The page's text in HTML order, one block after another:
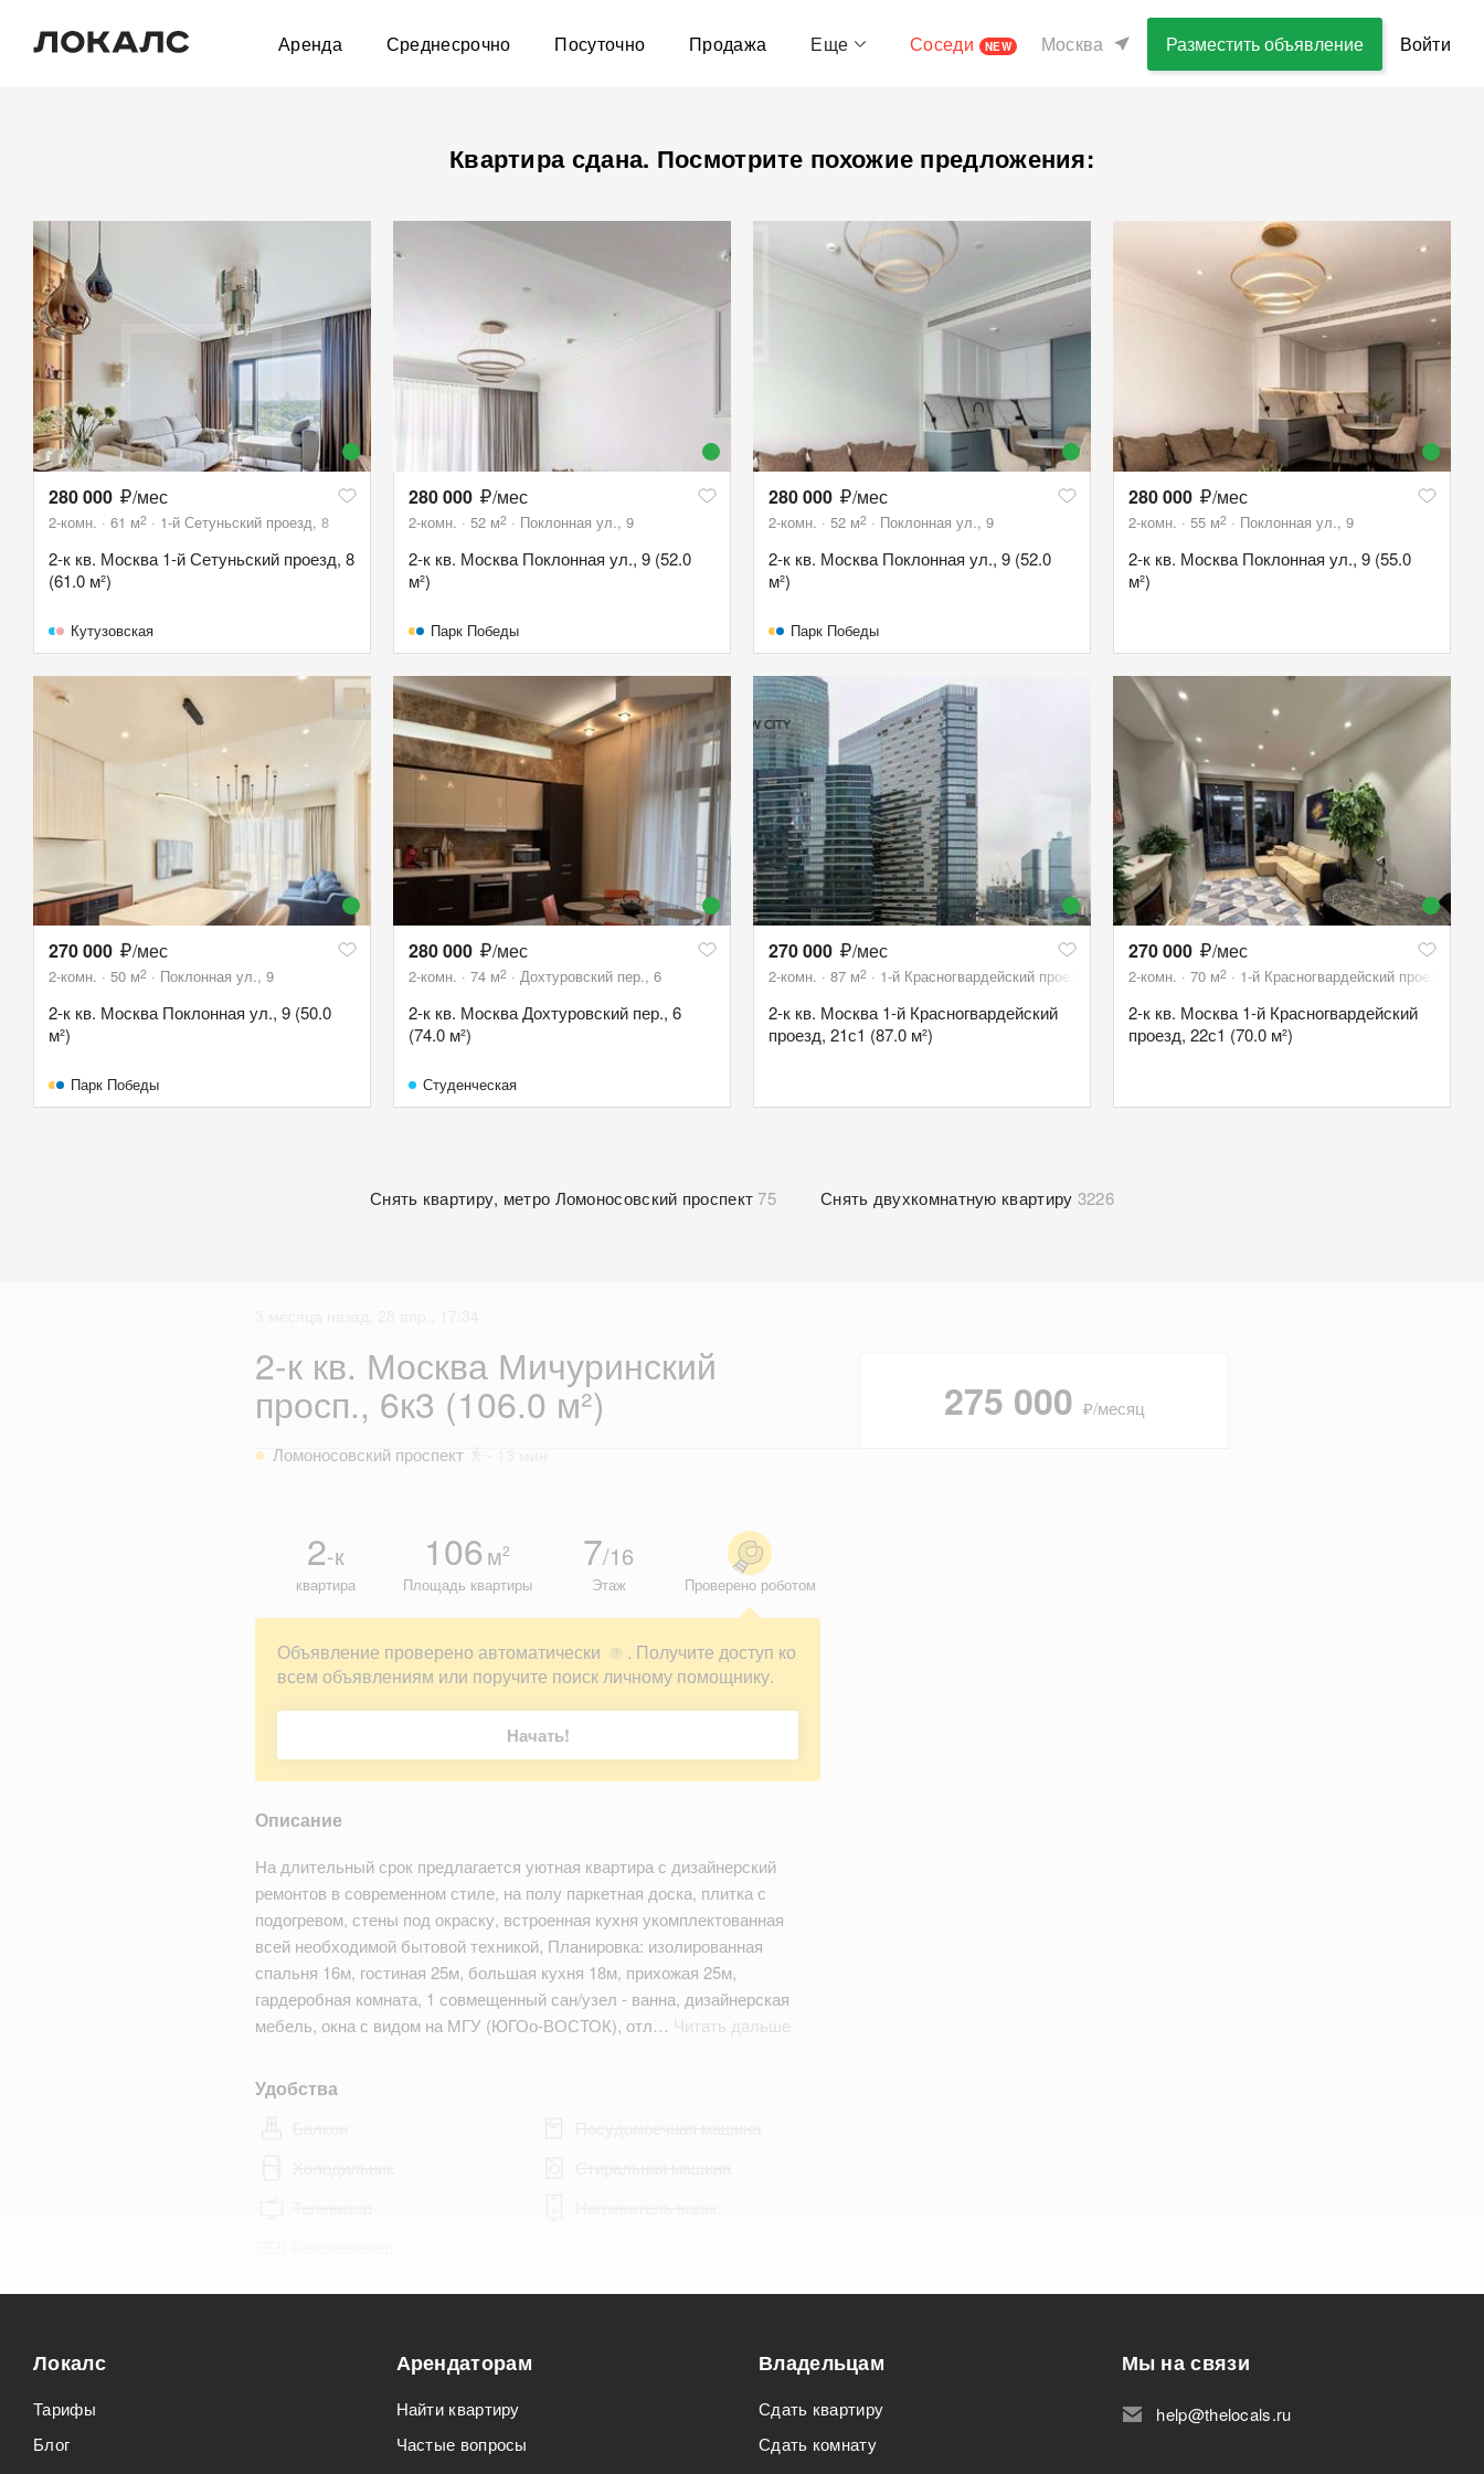
Аренда Среднесрочно Посуточно Продажа Еще Соседи NEW Москва Разместить объявление Войти
Квартира сдана. Посмотрите похожие предложения:
280 000 /мес
2-комн. 61 м2 1-й Сетуньский проезд, 8
2-к кв. Москва 1-й Сетуньский проезд, 8
(61.0 м²)
Кутузовская
280 000 /мес
2-комн. 52 м2 Поклонная ул., 9
2-к кв. Москва Поклонная ул., 9 (52.0
м²)
Парк Победы
280 000 /мес
2-комн. 52 м2 Поклонная ул., 9
2-к кв. Москва Поклонная ул., 9 (52.0
м²)
Парк Победы
280 000 /мес
2-комн. 55 м2 Поклонная ул., 9
2-к кв. Москва Поклонная ул., 9 (55.0
м²)
270 000 /мес
2-комн. 50 м2 Поклонная ул., 9
2-к кв. Москва Поклонная ул., 9 (50.0
м²)
Парк Победы
280 000 /мес
2-комн. 74 м2 Дохтуровский пер., 6
2-к кв. Москва Дохтуровский пер., 6
(74.0 м²)
Студенческая
270 000 /мес
2-комн. 87 м2 1-й Красногвардейский проезд, 21с1
2-к кв. Москва 1-й Красногвардейский
проезд, 21с1 (87.0 м²)
270 000 /мес
2-комн. 70 м2 1-й Красногвардейский проезд, 22с1
2-к кв. Москва 1-й Красногвардейский
проезд, 22с1 (70.0 м²)
Снять квартиру, метро Ломоносовский проспект 75 Снять двухкомнатную квартиру 3226
2-к кв. Москва Мичуринский
просп., 6к3 (106.0 м²)
Ломоносовский проспект
2-к
квартира
106м2
Площадь квартиры
7/16
Этаж Проверено роботом
Объявление проверено автоматически ?
. Получите доступ ко
всем объявлениям или поручите поиск личному помощнику.
Начать!
Описание
На длительный срок предлагается уютная квартира с дизайнерский
ремонтов в современном стиле, на полу паркетная доска, плитка с
подогревом, стены под окраску, встроенная кухня укомплектованная
всей необходимой бытовой техникой, Планировка: изолированная
спальня 16м, гостиная 25м, большая кухня 18м, прихожая 25м,
гардеробная комната, 1 совмещенный сан/узел - ванна, дизайнерская
мебель, окна с видом на МГУ (ЮГОо-ВОСТОК), отл… Читать дальше
Удобства
Подходит для мероприятий
275 000 ₽/месяц
Локалс
Тарифы
Блог
Арендаторам
Найти квартиру
Частые вопросы
Владельцам
Сдать квартиру
Сдать комнату
Мы на связи
help@thelocals.ru